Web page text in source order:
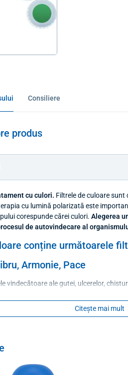
Consiliere
produs
cu culori. Filtrele de culoare
cu lumină polarizată este
corespunde cărei culori. Alegerea
de autovindecare al
conține următoarele
Armonie, Pace
vindecătoare ale gutei, ulcerelor,
asupra formării oaselor, întărește
crește capacitatea de concentrare,
Citește mai mult